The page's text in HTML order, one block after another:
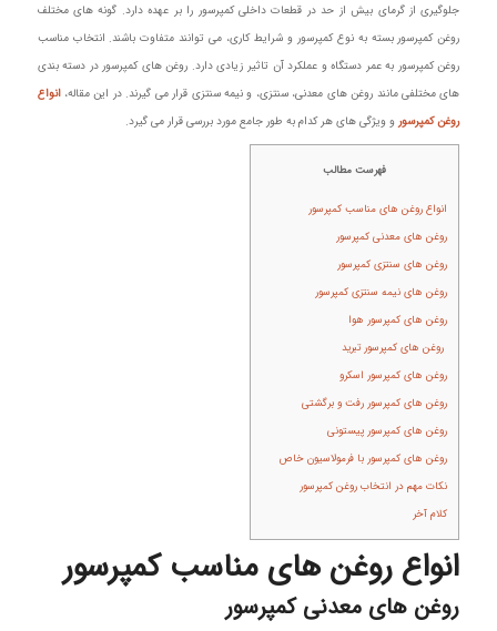
جلوگیری از گرمای بیش از حد در قطعات داخلی کمپرسور را بر عهده دارد. گونه های مختلف
روغن کمپرسور بسته به نوع کمپرسور و شرایط کاری، می‌ توانند متفاوت باشند. انتخاب مناسب
روغن کمپرسور به عمر دستگاه و عملکرد آن تاثیر زیادی دارد. روغن های کمپرسور در دسته‌ بندی‌
های مختلفی مانند روغن‌ های معدنی، سنتزی، و نیمه‌ سنتزی قرار می‌ گیرند. در این مقاله،انواع
روغن کمپرسور و ویژگی‌ های هر کدام به طور جامع مورد بررسی قرار می‌ گیرد.
فهرست مطالب
انواع روغن های مناسب کمپرسور
روغن‌ های معدنی کمپرسور
روغن‌ های سنتزی کمپرسور
روغن‌ های نیمه‌ سنتزی کمپرسور
روغن‌ های کمپرسور هوا
روغن‌ های کمپرسور تبرید
روغن‌ های کمپرسور اسکرو
روغن‌ های کمپرسور رفت و برگشتی
روغن‌ های کمپرسور پیستونی
روغن‌ های کمپرسور با فرمولاسیون خاص
نکات مهم در انتخاب روغن کمپرسور
کلام آخر
انواع روغن های مناسب کمپرسور
روغن‌ های معدنی کمپرسور